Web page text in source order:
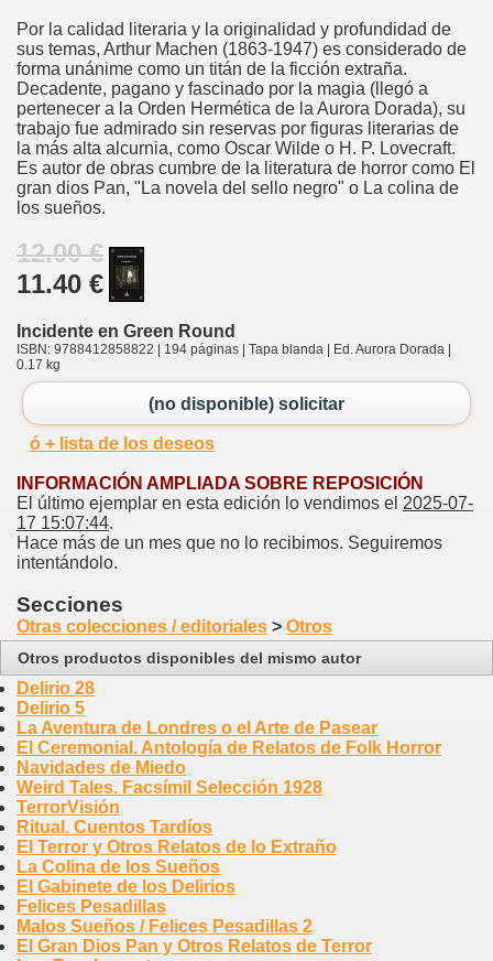
Por la calidad literaria y la originalidad y profundidad de
sus temas, Arthur Machen (1863-1947) es considerado de
forma unánime como un titán de la ficción extraña.
Decadente, pagano y fascinado por la magia (llegó a
pertenecer a la Orden Hermética de la Aurora Dorada), su
trabajo fue admirado sin reservas por figuras literarias de
la más alta alcurnia, como Oscar Wilde o H. P. Lovecraft.
Es autor de obras cumbre de la literatura de horror como El
gran dios Pan, "La novela del sello negro" o La colina de
los sueños.
12.00 €
11.40 €
Incidente en Green Round
ISBN: 9788412858822 | 194 páginas | Tapa blanda | Ed. Aurora Dorada |
0.17 kg
(no disponible) solicitar
ó + lista de los deseos
INFORMACIÓN AMPLIADA SOBRE REPOSICIÓN
El último ejemplar en esta edición lo vendimos el 2025-07-
17 15:07:44.
Hace más de un mes que no lo recibimos. Seguiremos
intentándolo.
Secciones
Otras colecciones / editoriales > Otros
Otros productos disponibles del mismo autor
Delirio 28
Delirio 5
La Aventura de Londres o el Arte de Pasear
El Ceremonial. Antología de Relatos de Folk Horror
Navidades de Miedo
Weird Tales. Facsímil Selección 1928
TerrorVisión
Ritual. Cuentos Tardíos
El Terror y Otros Relatos de lo Extraño
La Colina de los Sueños
El Gabinete de los Delirios
Felices Pesadillas
Malos Sueños / Felices Pesadillas 2
El Gran Dios Pan y Otros Relatos de Terror